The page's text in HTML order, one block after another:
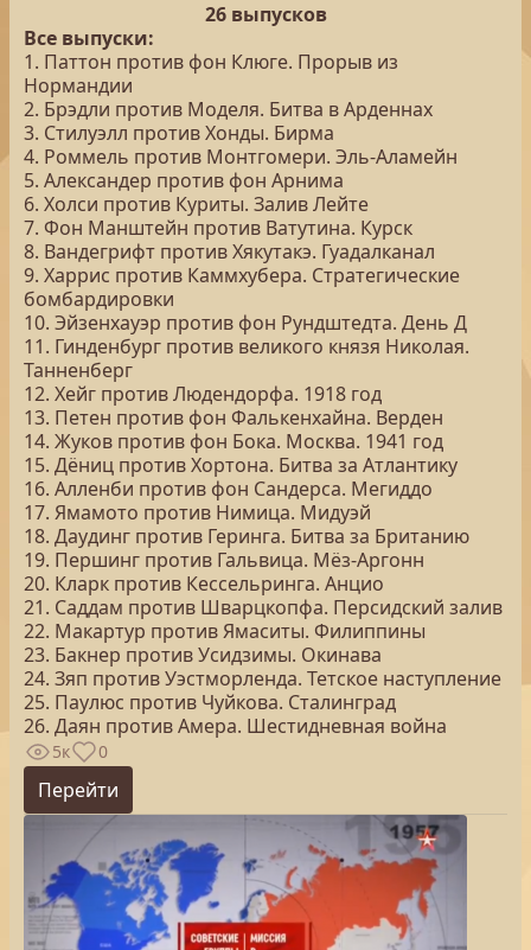
26 выпусков
Все выпуски:
1. Паттон против фон Клюге. Прорыв из
Нормандии
2. Брэдли против Моделя. Битва в Арденнах
3. Стилуэлл против Хонды. Бирма
4. Роммель против Монтгомери. Эль-Аламейн
5. Александер против фон Арнима
6. Холси против Куриты. Залив Лейте
7. Фон Манштейн против Ватутина. Курск
8. Вандегрифт против Хякутакэ. Гуадалканал
9. Харрис против Каммхубера. Стратегические
бомбардировки
10. Эйзенхауэр против фон Рундштедта. День Д
11. Гинденбург против великого князя Николая.
Танненберг
12. Хейг против Людендорфа. 1918 год
13. Петен против фон Фалькенхайна. Верден
14. Жуков против фон Бока. Москва. 1941 год
15. Дёниц против Хортона. Битва за Атлантику
16. Алленби против фон Сандерса. Мегиддо
17. Ямамото против Нимица. Мидуэй
18. Даудинг против Геринга. Битва за Британию
19. Першинг против Гальвица. Мёз-Аргонн
20. Кларк против Кессельринга. Анцио
21. Саддам против Шварцкопфа. Персидский залив
22. Макартур против Ямаситы. Филиппины
23. Бакнер против Усидзимы. Окинава
24. Зяп против Уэстморленда. Тетское наступление
25. Паулюс против Чуйкова. Сталинград
26. Даян против Амера. Шестидневная война
5к 0
Перейти